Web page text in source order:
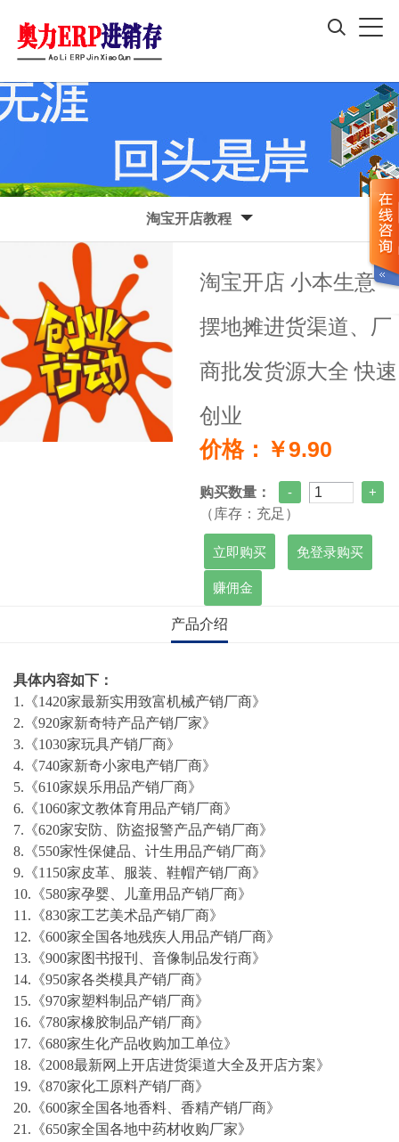
淘宝开店教程
淘宝开店 小本生意
摆地摊进货渠道、厂
商批发货源大全 快速
创业
价格：￥9.90
购买数量：
（库存：充足）
免登录购买
赚佣金
产品介绍
具体内容如下：
1.《1420家最新实用致富机械产销厂商》
2.《920家新奇特产品产销厂家》
3.《1030家玩具产销厂商》
4.《740家新奇小家电产销厂商》
5.《610家娱乐用品产销厂商》
6.《1060家文教体育用品产销厂商》
7.《620家安防、防盗报警产品产销厂商》
8.《550家性保健品、计生用品产销厂商》
9.《1150家皮革、服装、鞋帽产销厂商》
10.《580家孕婴、儿童用品产销厂商》
11.《830家工艺美术品产销厂商》
12.《600家全国各地残疾人用品产销厂商》
13.《900家图书报刊、音像制品发行商》
14.《950家各类模具产销厂商》
15.《970家塑料制品产销厂商》
16.《780家橡胶制品产销厂商》
17.《680家生化产品收购加工单位》
18.《2008最新网上开店进货渠道大全及开店方案》
19.《870家化工原料产销厂商》
20.《600家全国各地香料、香精产销厂商》
21.《650家全国各地中药材收购厂家》